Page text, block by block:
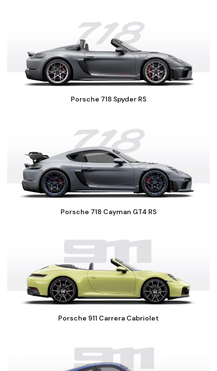
Porsche 718 Spyder RS
Porsche 718 Cayman GT4 RS
Porsche 911 Carrera Cabriolet